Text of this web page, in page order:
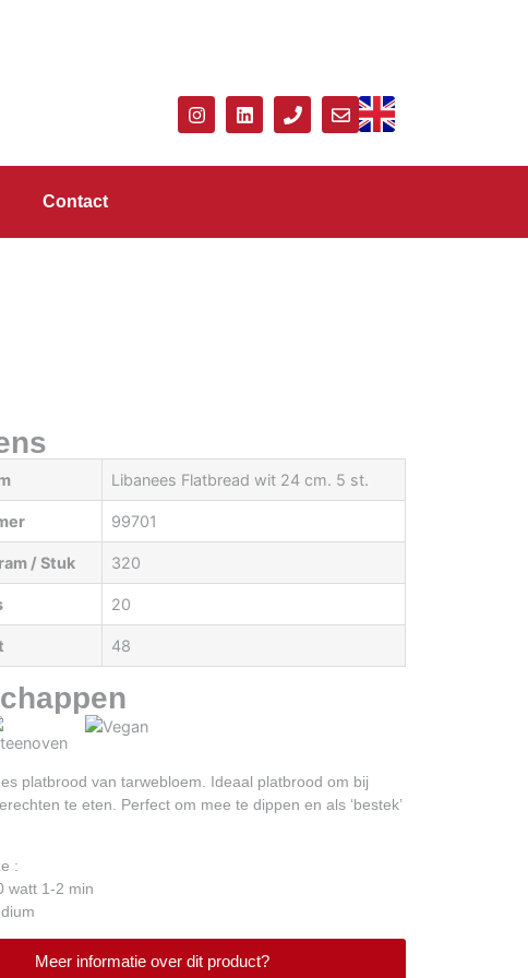
Contact
Libanees Flatbread wit 24 cm. 5 st.
99701
/ Stuk 320
20
48
platbrood van tarwebloem. Ideaal platbrood om bij
te eten. Perfect om mee te dippen en als ‘bestek’
:
watt 1-2 min
Meer informatie over dit product?